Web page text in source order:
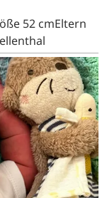
52 cmEltern